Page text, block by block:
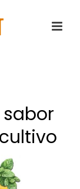
cultivo